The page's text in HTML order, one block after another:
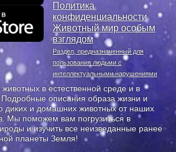
Политика
конфиденциальности
Животный мир особым
взглядом
Раздел, предназначенный для
пользования людьми с
интеллектуальными нарушениями
в естественной среде и в
Подробные описания образа жизни и
диких и домашних животных от наших
Мы поможем вам погрузиться в
и изучить все неизведанные ранее
планеты Земля!